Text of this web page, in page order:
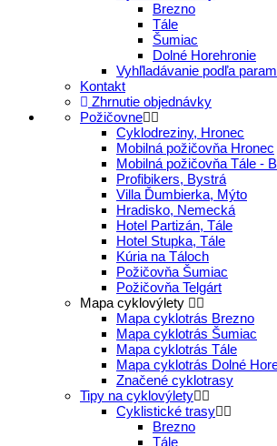
Brezno
Tále
Šumiac
Dolné Horehronie
Vyhľladávanie podľa
Kontakt
Zhrnutie objednávky
Požičovne
Cyklodreziny, Hronec
Mobilná požičovňa Hronec
Mobilná požičovňa Tále -
Profibikers, Bystrá
Villa Ďumbierka, Mýto
Hradisko, Nemecká
Hotel Partizán, Tále
Hotel Stupka, Tále
Kúria na Táloch
Požičovňa Šumiac
Požičovňa Telgárt
Mapa cyklovýlety
Mapa cyklotrás Brezno
Mapa cyklotrás Šumiac
Mapa cyklotrás Tále
Mapa cyklotrás Dolné
Značené cyklotrasy
Tipy na cyklovýlety
Cyklistické trasy
Brezno
Tále